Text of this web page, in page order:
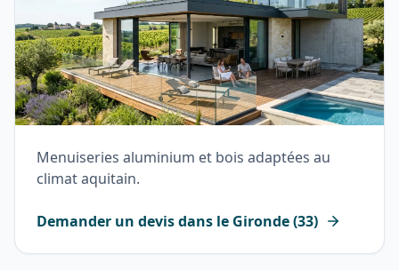
Menuiseries aluminium et bois adaptées au
climat aquitain.
Demander un devis dans le Gironde(33)